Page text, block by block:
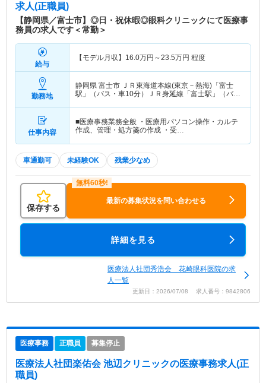
求人(正職員)
【静岡県／富士市】◎日・祝休暇◎眼科クリニックにて医療事
務員の求人です＜常勤＞
給与
【モデル月収】 16.0万円～23.5万円 程度
勤務地
静岡県 富士市 ＪＲ東海道本線(東京－熱海)「富士
駅」（バス・車10分）ＪＲ身延線「富士駅」（バ
仕事内容
■医療事務業務全般 ・医療用パソコン操作・カルテ
作成、管理・処方箋の作成 ・受…
車通勤可 未経験OK 残業少なめ
保存する
最新の募集状況を問い合わせる
詳細を見る
医療法人社団秀浩会 花崎眼科医院の求
人一覧
更新日：2026/07/08 求人番号：9842806
医療事務 正職員 募集停止
医療法人社団楽佑会 池辺クリニックの医療事務求人(正
職員)